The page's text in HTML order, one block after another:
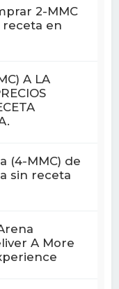
2-MMC
receta en
A LA
(4-MMC) de
sin receta
A More